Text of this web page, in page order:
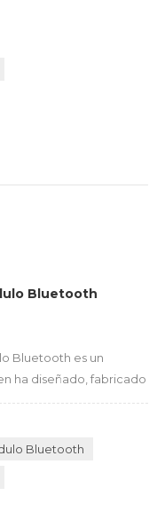
el que todos ganan
vehículos eléctricos y la
Bluetooth
Bluetooth es un
ha diseñado, fabricado
módulos suelen ser
Bluetooth, así como
el dispositivo. Los
Bluetooth